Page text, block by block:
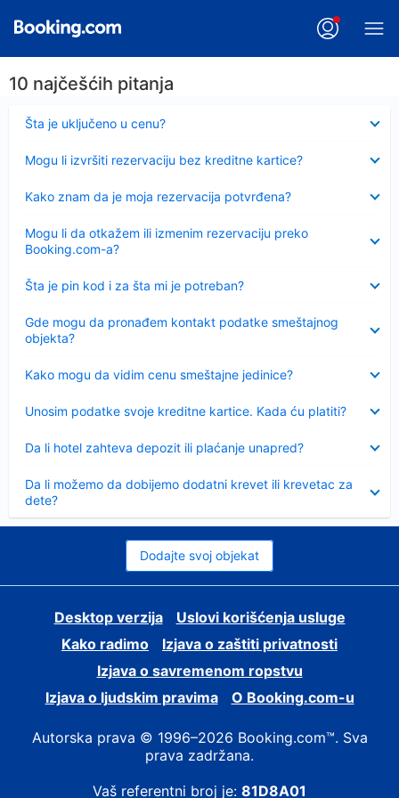
10 najčešćih pitanja
Šta je uključeno u cenu?
Sažeto
Mogu li izvršiti rezervaciju bez kreditne kartice?
Kako znam da je moja rezervacija potvrđena?
Mogu li da otkažem ili izmenim rezervaciju preko
Booking.com-a?
Šta je pin kod i za šta mi je potreban?
Sažeto
Gde mogu da pronađem kontakt podatke smeštajnog
objekta?
Kako mogu da vidim cenu smeštajne jedinice?
Unosim podatke svoje kreditne kartice. Kada ću platiti?
Da li hotel zahteva depozit ili plaćanje unapred?
Da li možemo da dobijemo dodatni krevet ili krevetac za
dete?
Dodajte svoj objekat
Desktop verzija
Uslovi korišćenja usluge
Kako radimo
Izjava o zaštiti privatnosti
Izjava o savremenom ropstvu
Izjava o ljudskim pravima
О Booking.com-u
Autorska prava © 1996–2026 Booking.com™. Sva
prava zadržana.
Vaš referentni broj je: 81D8A01